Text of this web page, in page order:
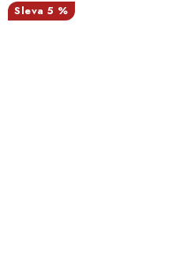
5 %